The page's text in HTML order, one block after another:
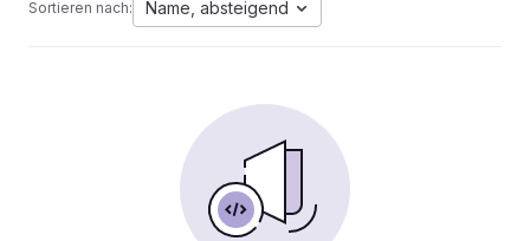
Sortieren nach: Name, absteigend